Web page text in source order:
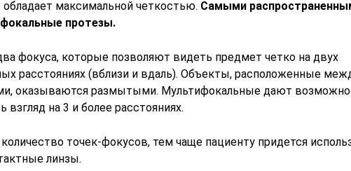
максимальной четкостью. Самыми
протезы.
фокуса, которые позволяют видеть предмет четко на двух
расстояниях (вблизи и вдаль). Объекты, расположенные
оказываются размытыми. Мультифокальные дают
взгляд на 3 и более расстояниях.
точек-фокусов, тем чаще пациенту придется
линзы.